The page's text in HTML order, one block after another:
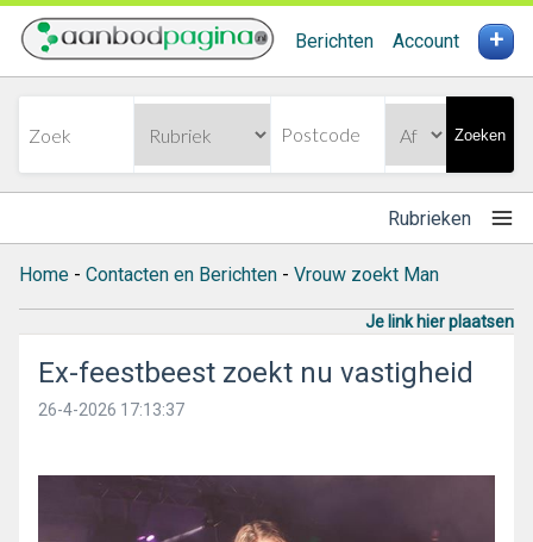
Berichten Account +
Zoeken
Rubrieken
Home - Contacten en Berichten - Vrouw zoekt Man
Je link hier plaatsen
Ex-feestbeest zoekt nu vastigheid
26-4-2026 17:13:37